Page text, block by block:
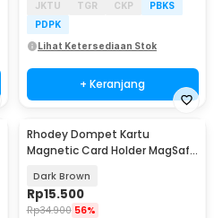
JKTU
TGR CKP
PBKS
PDPK
Lihat Ketersediaan Stok
+ Keranjang
Rhodey Dompet Kartu
Magnetic Card Holder MagSafe
Dark Brown
Rp15.500
Rp34.900 56%